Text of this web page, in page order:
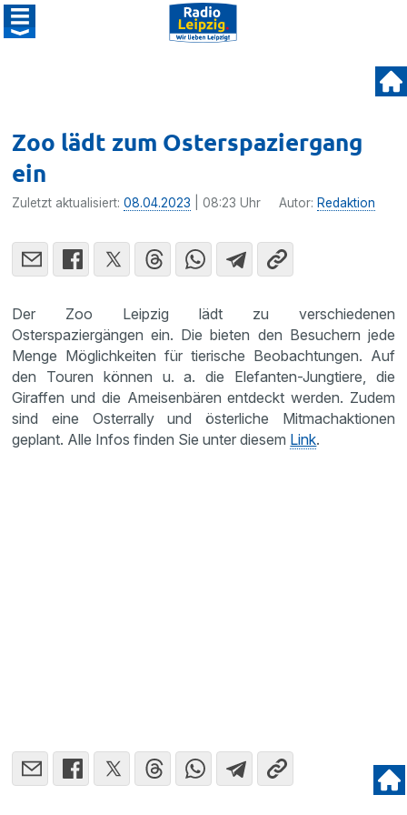
Zoo lädt zum Osterspaziergang
ein
Zuletzt aktualisiert:08.04.2023 | 08:23 Uhr Autor: Redaktion
Der Zoo Leipzig lädt zu verschiedenen
Osterspaziergängen ein. Die bieten den Besuchern jede
Menge Möglichkeiten für tierische Beobachtungen. Auf
den Touren können u. a. die Elefanten-Jungtiere, die
Giraffen und die Ameisenbären entdeckt werden. Zudem
sind eine Osterrally und österliche Mitmachaktionen
geplant. Alle Infos finden Sie unter diesem Link.